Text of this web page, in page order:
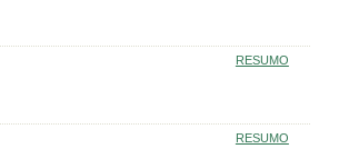
RESUMO
RESUMO